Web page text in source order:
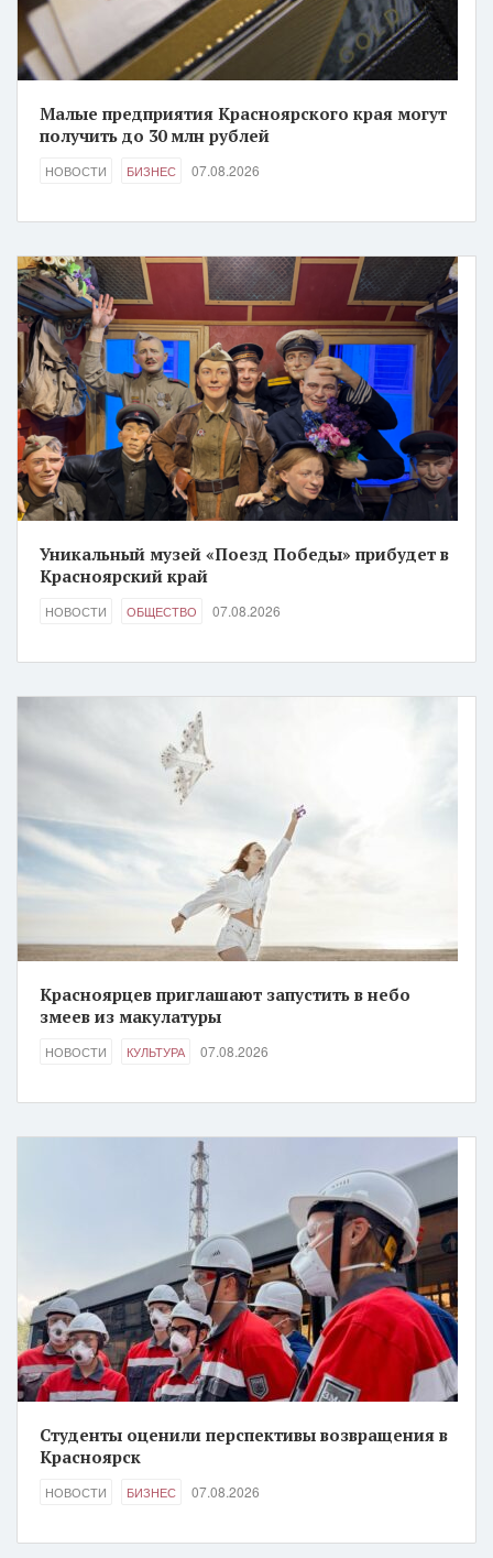
Малые предприятия Красноярского края могут
получить до 30 млн рублей
НОВОСТИ БИЗНЕС 07.08.2026
Уникальный музей «Поезд Победы» прибудет в
Красноярский край
НОВОСТИ ОБЩЕСТВО 07.08.2026
Красноярцев приглашают запустить в небо
змеев из макулатуры
НОВОСТИ КУЛЬТУРА 07.08.2026
Студенты оценили перспективы возвращения в
Красноярск
НОВОСТИ БИЗНЕС 07.08.2026